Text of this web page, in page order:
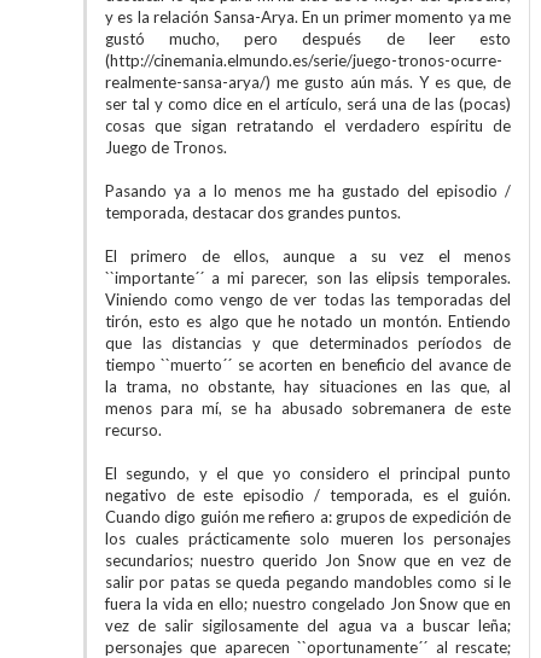
y es la relación Sansa-Arya. En un primer momento ya me
gustó mucho, pero después de leer esto
(http://cinemania.elmundo.es/serie/juego-tronos-ocurre-
realmente-sansa-arya/) me gusto aún más. Y es que, de
ser tal y como dice en el artículo, será una de las (pocas)
cosas que sigan retratando el verdadero espíritu de
Juego de Tronos.
Pasando ya a lo menos me ha gustado del episodio /
temporada, destacar dos grandes puntos.
El primero de ellos, aunque a su vez el menos
``importante´´ a mi parecer, son las elipsis temporales.
Viniendo como vengo de ver todas las temporadas del
tirón, esto es algo que he notado un montón. Entiendo
que las distancias y que determinados períodos de
tiempo ``muerto´´ se acorten en beneficio del avance de
la trama, no obstante, hay situaciones en las que, al
menos para mí, se ha abusado sobremanera de este
recurso.
El segundo, y el que yo considero el principal punto
negativo de este episodio / temporada, es el guión.
Cuando digo guión me refiero a: grupos de expedición de
los cuales prácticamente solo mueren los personajes
secundarios; nuestro querido Jon Snow que en vez de
salir por patas se queda pegando mandobles como si le
fuera la vida en ello; nuestro congelado Jon Snow que en
vez de salir sigilosamente del agua va a buscar leña;
personajes que aparecen ``oportunamente´´ al rescate;